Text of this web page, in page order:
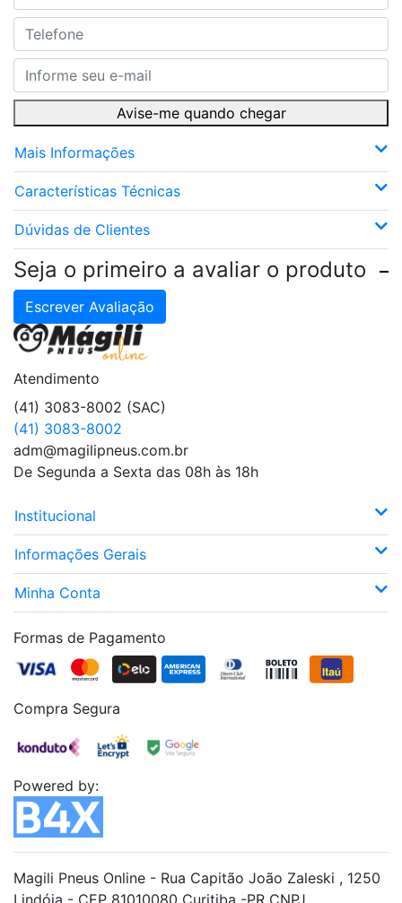
Avise-me quando chegar
Mais Informações
Características Técnicas
Dúvidas de Clientes
Seja o primeiro a avaliar o produto
Escrever Avaliação
Atendimento
(41) 3083-8002 (SAC)
(41) 3083-8002
adm@magilipneus.com.br
De Segunda a Sexta das 08h às 18h
Institucional
Informações Gerais
Minha Conta
Formas de Pagamento
Compra Segura
Powered by:
Magili Pneus Online - Rua Capitão João Zaleski , 1250
Lindóia - CEP 81010080 Curitiba -PR CNPJ